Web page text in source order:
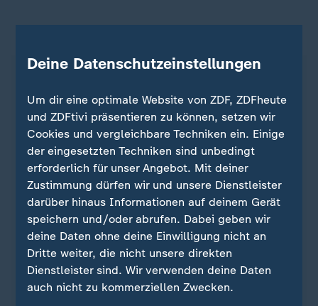
In den USA ist es üblich, eine andere als die in
Deutschland berichtete Wachstumszahl zu
veröffentlichen. Wenn wir in Deutschland von zwei
Prozent Wachstum sprechen, vergleichen wir das
BIP des aktuellen Quartals entweder mit dem
vorangegangenen Quartal oder mit dem Wert von
vor einem Jahr. Die Wirtschaftsleistung liegt also
zwei Prozent höher als im Quartal davor oder im
gleichen Quartal vor einem Jahr.
In den USA wird das BIP des aktuellen Quartals
auf das gesamte Jahr hochgerechnet. Es wird
quasi so getan, als würde sich die wirtschaftliche
Deine Datenschutzeinstellungen
Um dir eine optimale Website von ZDF, ZDFheute
und ZDFtivi präsentieren zu können, setzen wir
Cookies und vergleichbare Techniken ein. Einige
der eingesetzten Techniken sind unbedingt
erforderlich für unser Angebot. Mit deiner
Zustimmung dürfen wir und unsere Dienstleister
darüber hinaus Informationen auf deinem Gerät
speichern und/oder abrufen. Dabei geben wir
deine Daten ohne deine Einwilligung nicht an
Dritte weiter, die nicht unsere direkten
Dienstleister sind. Wir verwenden deine Daten
auch nicht zu kommerziellen Zwecken.